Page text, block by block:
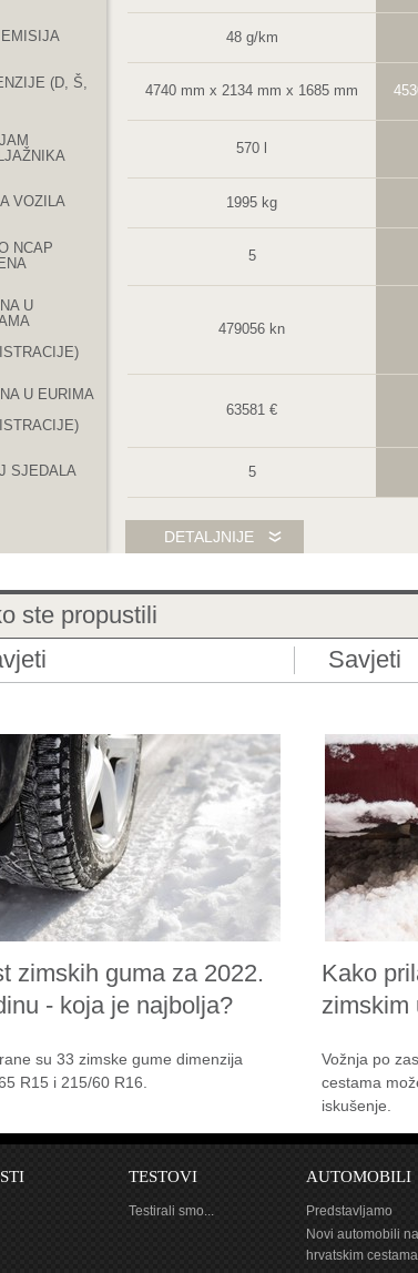
48 g/km
(D, Š,
4740 mm x 2134 mm x 1685 mm
570 l
VOZILA 1995 kg
NCAP
5
U
479056 kn
U EURIMA
63581 €
SJEDALA 5
Da
Japan
VRATA 5
sprijeda i straga
CD/MP3/USB MP3 radio
AUX Bluetooth Internet navigacija
USB Wi-Fi
JASTUCI 6 jastuka
DETALJNIJE
ste propustili
Savjeti
zimskih guma za 2022.
- koja je najbolja?
su 33 zimske gume dimenzija
R15 i 215/60 R16.
Kako
zimskim
Vožnja po
cestama
iskušenje.
TESTOVI
Testirali smo...
AUTOMOBILI
Predstavljamo
Novi automobili na
hrvatskim cestama